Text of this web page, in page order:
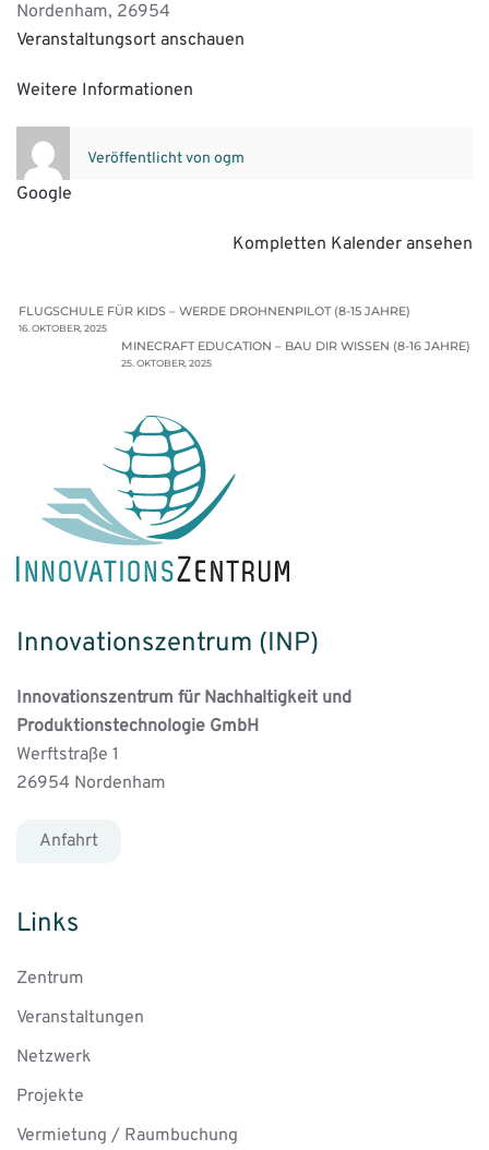
Nordenham, 26954
Veranstaltungsort anschauen
Weitere Informationen
Veröffentlicht von ogm
Google
Kompletten Kalender ansehen
FLUGSCHULE FÜR KIDS – WERDE DROHNENPILOT (8-15 JAHRE)
16. OKTOBER, 2025
MINECRAFT EDUCATION – BAU DIR WISSEN (8-16 JAHRE)
25. OKTOBER, 2025
Innovationszentrum (INP)
Innovationszentrum für Nachhaltigkeit und
Produktionstechnologie GmbH
Werftstraße 1
26954 Nordenham
Anfahrt
Links
Zentrum
Veranstaltungen
Netzwerk
Projekte
Vermietung / Raumbuchung